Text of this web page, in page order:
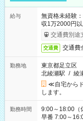
給与
無資格未経験
収1万2000円
交通費別途
交通費 交通費
勤務地
東京都足立区
北綾瀬駅 / 綾
≪自宅から
します。
勤務時間
9:00～18:00（休憩60分） ■ご希望が
早番 7:00～16:00 遅番